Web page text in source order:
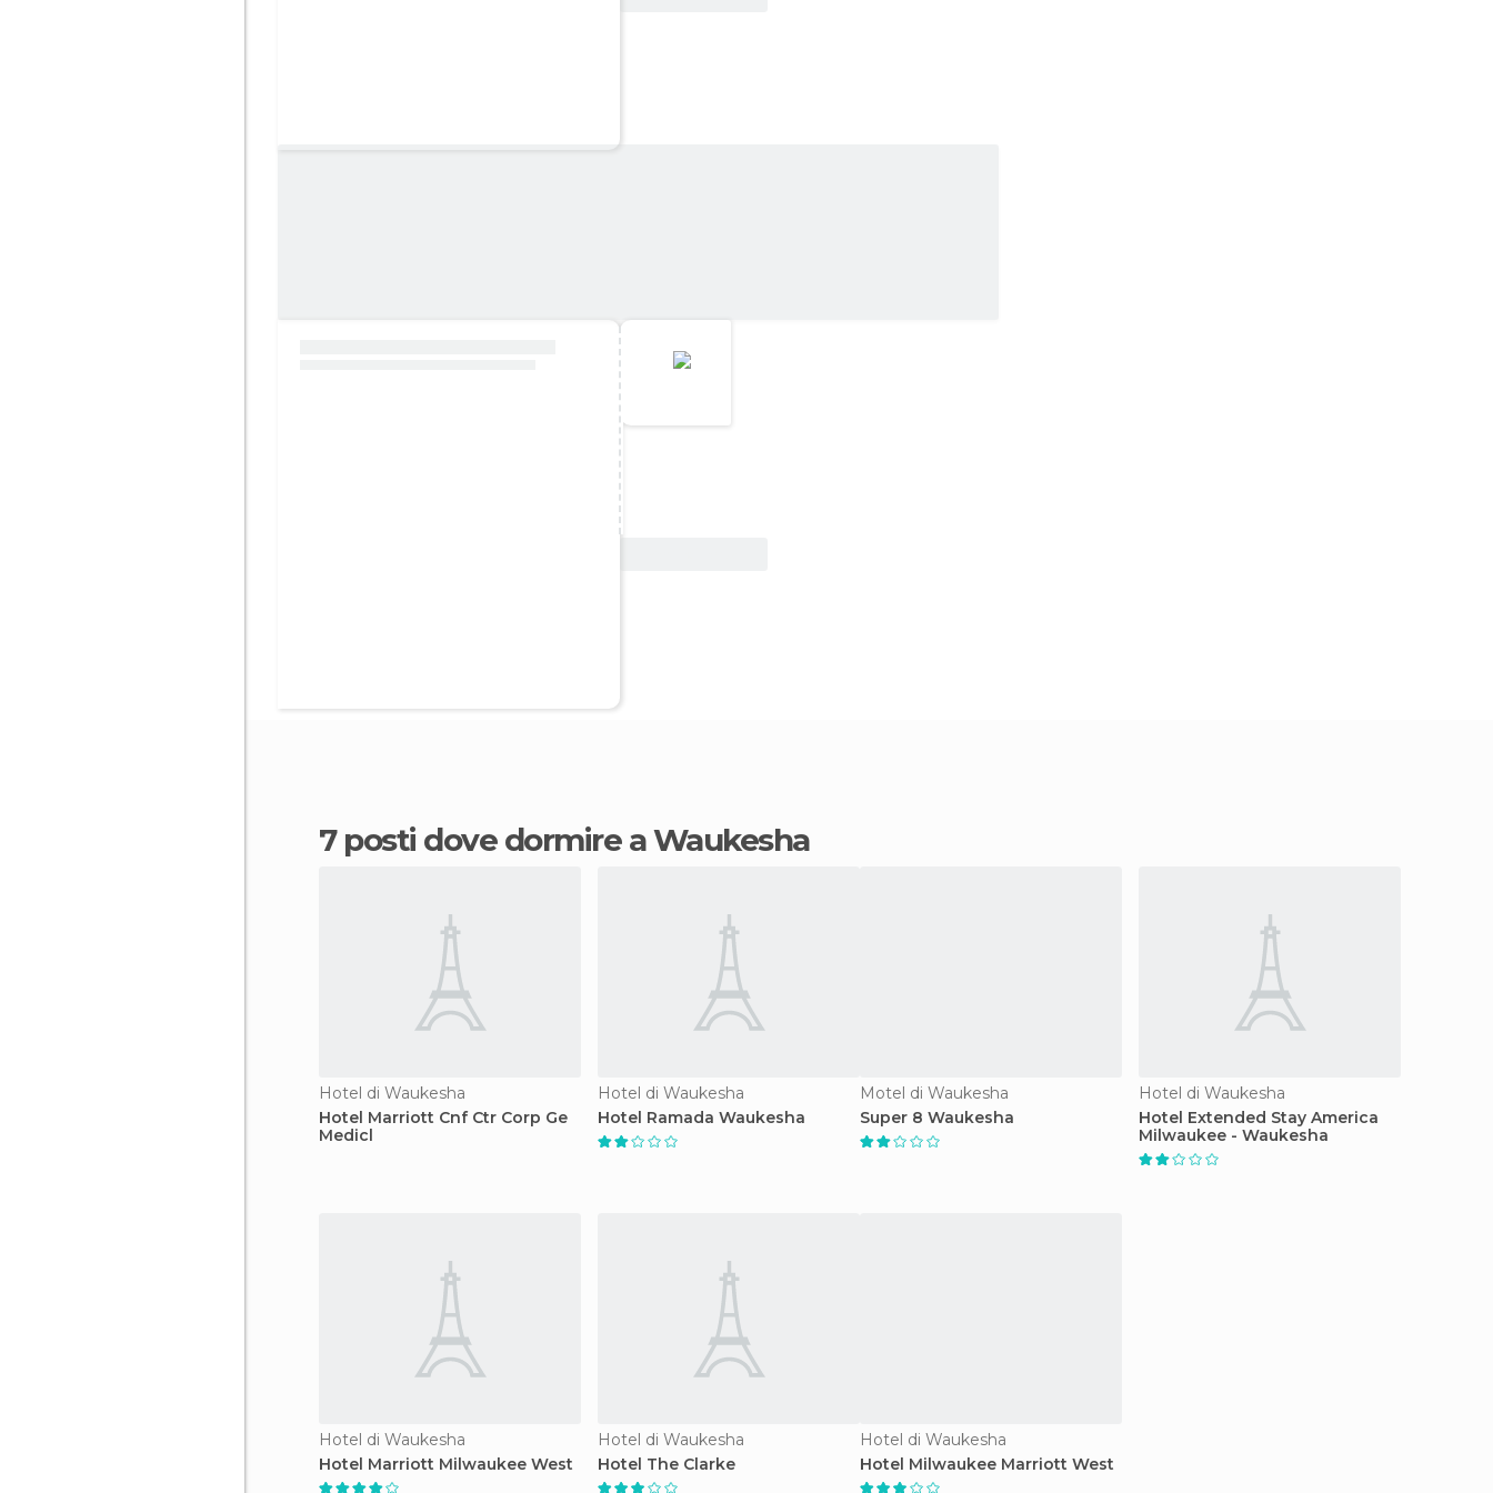
7 posti dove dormire a Waukesha
Hotel di Waukesha
Hotel Marriott Cnf Ctr Corp Ge
Medicl
Hotel di Waukesha
Hotel Ramada Waukesha
Motel di Waukesha
Super 8 Waukesha
Hotel di Waukesha
Hotel Extended Stay America
Milwaukee - Waukesha
Hotel di Waukesha
Hotel Marriott Milwaukee West
Hotel di Waukesha
Hotel The Clarke
Hotel di Waukesha
Hotel Milwaukee Marriott West